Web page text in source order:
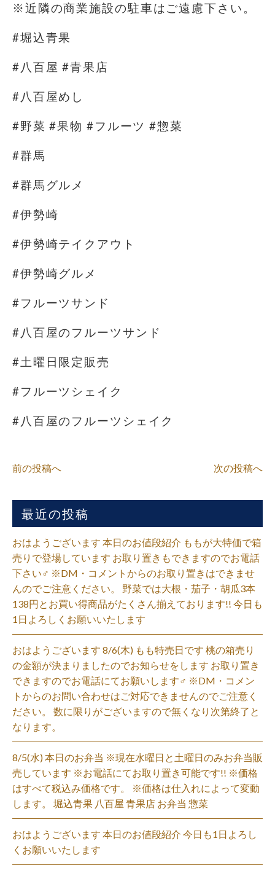
※近隣の商業施設の駐車はご遠慮下さい。
#堀込青果
#八百屋 #青果店
#八百屋めし
#野菜 #果物 #フルーツ #惣菜
#群馬
#群馬グルメ
#伊勢崎
#伊勢崎テイクアウト
#伊勢崎グルメ
#フルーツサンド
#八百屋のフルーツサンド
#土曜日限定販売
#フルーツシェイク
#八百屋のフルーツシェイク
前の投稿へ 次の投稿へ
最近の投稿
おはようございます 本日のお値段紹介 ももが大特価で箱
売りで登場しています お取り置きもできますのでお電話
下さい‍♂️ ※DM・コメントからのお取り置きはできませ
んのでご注意ください。 野菜では大根・茄子・胡瓜3本
138円とお買い得商品がたくさん揃えております!! 今日も
1日よろしくお願いいたします
おはようございます 8/6(木) もも特売日です 桃の箱売り
の金額が決まりましたのでお知らせをします お取り置き
できますのでお電話にてお願いします‍♂️ ※DM・コメン
トからのお問い合わせはご対応できませんのでご注意く
ださい。 数に限りがございますので無くなり次第終了と
なります。
8/5(水) 本日のお弁当 ※現在水曜日と土曜日のみお弁当販
売しています ※お電話にてお取り置き可能です!! ※価格
はすべて税込み価格です。 ※価格は仕入れによって変動
します。 堀込青果 八百屋 青果店 お弁当 惣菜
おはようございます 本日のお値段紹介 今日も1日よろし
くお願いいたします